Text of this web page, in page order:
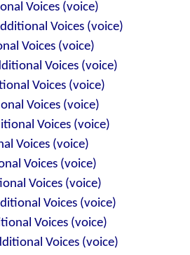
Voices (voice)
Voices (voice)
Voices (voice)
Voices (voice)
Voices (voice)
Voices (voice)
Voices (voice)
Voices (voice)
Voices (voice)
Voices (voice)
Voices (voice)
Voices (voice)
Voices (voice)